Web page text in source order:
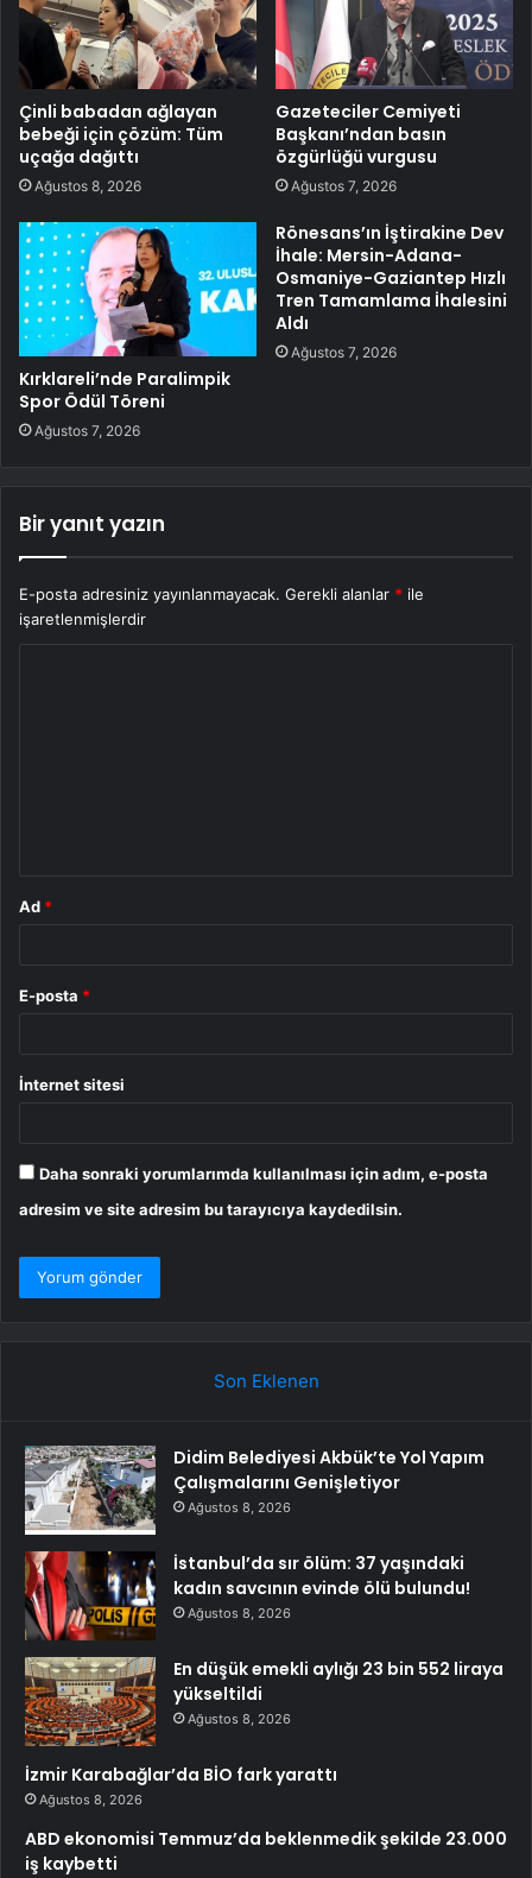
Çinli babadan ağlayan
bebeği için çözüm: Tüm
uçağa dağıttı
Ağustos 8, 2026
Gazeteciler Cemiyeti
Başkanı’ndan basın
özgürlüğü vurgusu
Ağustos 7, 2026
Kırklareli’nde Paralimpik
Spor Ödül Töreni
Ağustos 7, 2026
Rönesans’ın İştirakine Dev
İhale: Mersin-Adana-
Osmaniye-Gaziantep Hızlı
Tren Tamamlama İhalesini
Aldı
Ağustos 7, 2026
Bir yanıt yazın
E-posta adresiniz yayınlanmayacak. Gerekli alanlar * ile
işaretlenmişlerdir
Ad *
E-posta *
İnternet sitesi
Daha sonraki yorumlarımda kullanılması için adım, e-posta
adresim ve site adresim bu tarayıcıya kaydedilsin.
Son Eklenen
Didim Belediyesi Akbük’te Yol Yapım
Çalışmalarını Genişletiyor
Ağustos 8, 2026
İstanbul’da sır ölüm: 37 yaşındaki
kadın savcının evinde ölü bulundu!
Ağustos 8, 2026
En düşük emekli aylığı 23 bin 552 liraya
yükseltildi
Ağustos 8, 2026
İzmir Karabağlar’da BİO fark yarattı
Ağustos 8, 2026
ABD ekonomisi Temmuz’da beklenmedik şekilde 23.000
iş kaybetti